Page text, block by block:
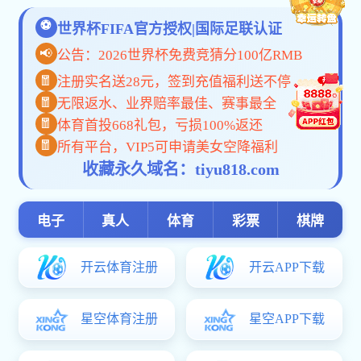
联系我们
地址：石家庄市鹿泉区卧龙路99号
82286661(卧龙招办) 82286662（卧龙招办）
地址：石家庄
传真：0311-